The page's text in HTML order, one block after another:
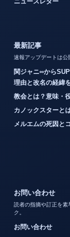
最新記事
速報アップデートは公
関ジャニ∞から
理由と改名の経緯
教会とは？意味・
カノックスターと
メルエムの死因と
お問い合わせ
読者の指摘や訂正を素
ク。
お問い合わせ